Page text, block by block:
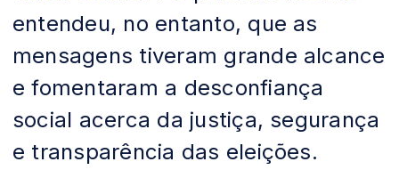
entendeu, no entanto, que as
mensagens tiveram grande alcance
e fomentaram a desconfiança
social acerca da justiça, segurança
e transparência das eleições.